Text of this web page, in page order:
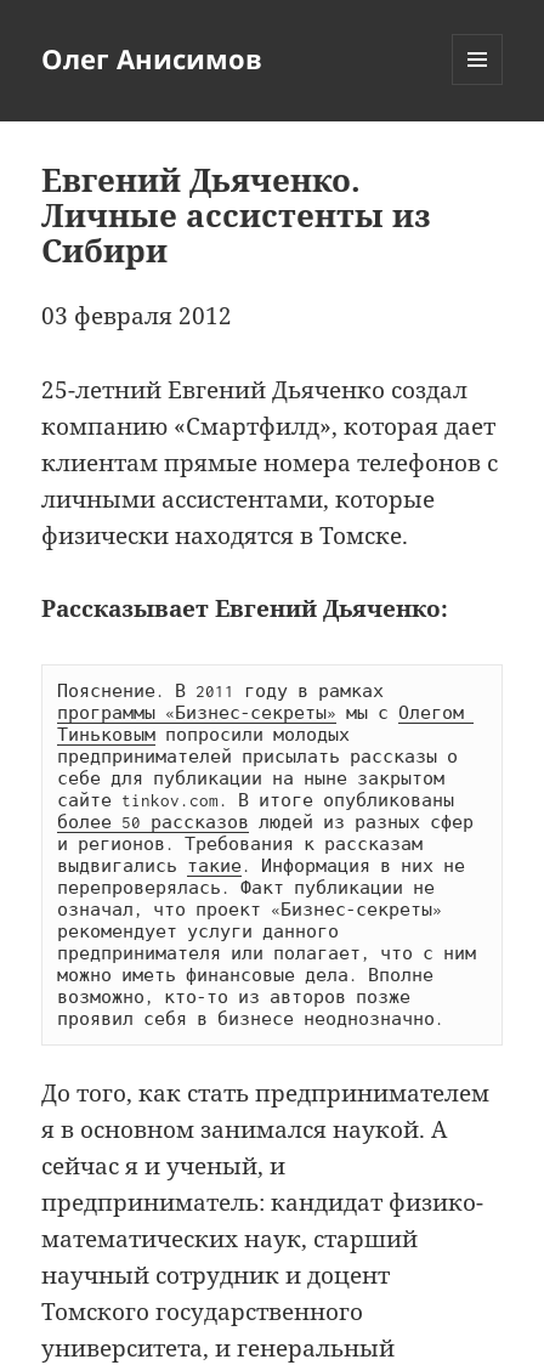
Олег Анисимов
Евгений Дьяченко.
Личные ассистенты из
Сибири
03 февраля 2012
25-летний Евгений Дьяченко создал
компанию «Смартфилд», которая дает
клиентам прямые номера телефонов с
личными ассистентами, которые
физически находятся в Томске.
Рассказывает Евгений Дьяченко:
программы «Бизнес-секреты» мы с Олегом
Тиньковым попросили молодых
предпринимателей присылать рассказы о
себе для публикации на ныне закрытом
более 50 рассказов людей из разных сфер
и регионов. Требования к рассказам
выдвигались такие. Информация в них не
перепроверялась. Факт публикации не
означал, что проект «Бизнес-секреты»
рекомендует услуги данного
предпринимателя или полагает, что с ним
можно иметь финансовые дела. Вполне
возможно, кто-то из авторов позже
проявил себя в бизнесе неоднозначно.
До того, как стать предпринимателем
я в основном занимался наукой. А
сейчас я и ученый, и
предприниматель: кандидат физико-
математических наук, старший
научный сотрудник и доцент
Томского государственного
университета, и генеральный